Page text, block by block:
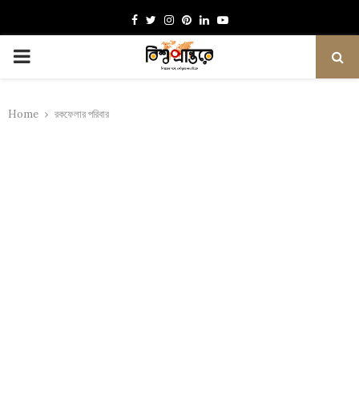
Facebook
TwitterInstagram
Pinterest
LinkedinYoutube
PRIMARY
Home রকফেলার পরিবার